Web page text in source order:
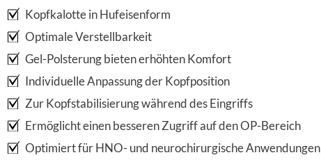
Kopfkalotte in Hufeisenform
Optimale Verstellbarkeit
Gel-Polsterung bieten erhöhten Komfort
Individuelle Anpassung der Kopfposition
Zur Kopfstabilisierung während des Eingriffs
Ermöglicht einen besseren Zugriff auf den OP-Bereich
Optimiert für HNO- und neurochirurgische Anwendungen